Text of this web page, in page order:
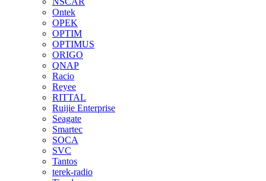
Ontek
OPEK
OPTIM
OPTIMUS
ORIGO
QNAP
Racio
Reyee
RITTAL
Ruijie Enterprise
Seagate
Smartec
SOCA
SVC
Tantos
terek-radio